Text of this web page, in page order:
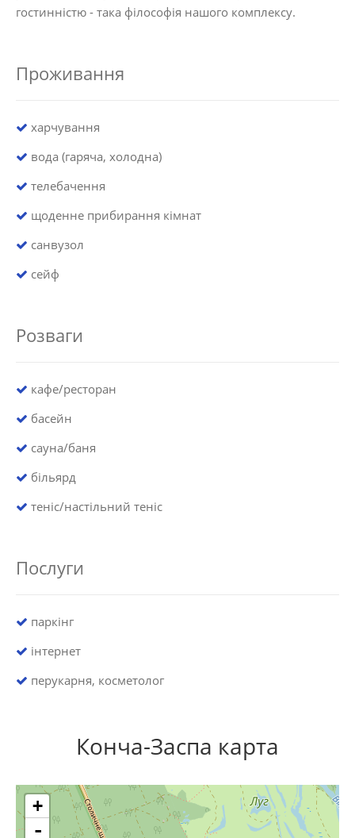
гостинністю - така філософія нашого комплексу.
Проживання
харчування
вода (гаряча, холодна)
телебачення
щоденне прибирання кімнат
санвузол
сейф
Розваги
кафе/ресторан
басейн
сауна/баня
більярд
теніс/настільний теніс
Послуги
паркінг
інтернет
перукарня, косметолог
Конча-Заспа карта
+
-